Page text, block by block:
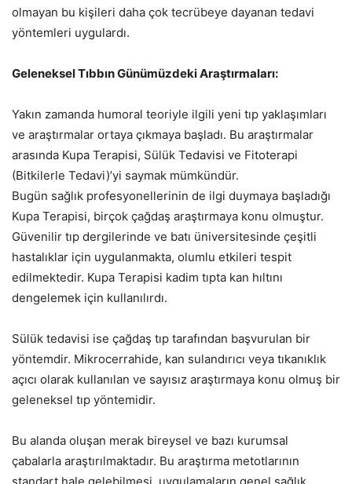
olmayan bu kişileri daha çok tecrübeye dayanan tedavi
yöntemleri uygulardı.
Geleneksel Tıbbın Günümüzdeki Araştırmaları:
Yakın zamanda humoral teoriyle ilgili yeni tıp yaklaşımları
ve araştırmalar ortaya çıkmaya başladı. Bu araştırmalar
arasında Kupa Terapisi, Sülük Tedavisi ve Fitoterapi
(Bitkilerle Tedavi)’yi saymak mümkündür.
Bugün sağlık profesyonellerinin de ilgi duymaya başladığı
Kupa Terapisi, birçok çağdaş araştırmaya konu olmuştur.
Güvenilir tıp dergilerinde ve batı üniversitesinde çeşitli
hastalıklar için uygulanmakta, olumlu etkileri tespit
edilmektedir. Kupa Terapisi kadim tıpta kan hıltını
dengelemek için kullanılırdı.
Sülük tedavisi ise çağdaş tıp tarafından başvurulan bir
yöntemdir. Mikrocerrahide, kan sulandırıcı veya tıkanıklık
açıcı olarak kullanılan ve sayısız araştırmaya konu olmuş bir
geleneksel tıp yöntemidir.
Bu alanda oluşan merak bireysel ve bazı kurumsal
çabalarla araştırılmaktadır. Bu araştırma metotlarının
standart hale gelebilmesi, uygulamaların genel sağlık